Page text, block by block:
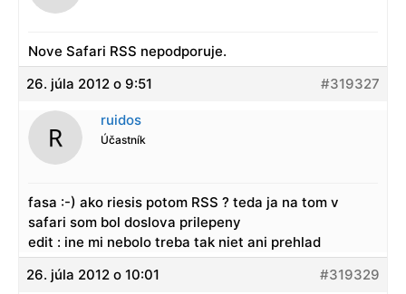
Nove Safari RSS nepodporuje.
26. júla 2012 o 9:51
#319327
ruidos
Účastník
fasa :-) ako riesis potom RSS ? teda ja na tom v
safari som bol doslova prilepeny
edit : ine mi nebolo treba tak niet ani prehlad
26. júla 2012 o 10:01
#319329